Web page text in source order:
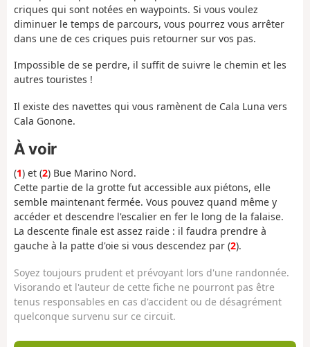
criques qui sont notées en waypoints. Si vous voulez
diminuer le temps de parcours, vous pourrez vous arrêter
dans une de ces criques puis retourner sur vos pas.
Impossible de se perdre, il suffit de suivre le chemin et les
autres touristes !
Il existe des navettes qui vous ramènent de Cala Luna vers
Cala Gonone.
À voir
(1) et (2) Bue Marino Nord.
Cette partie de la grotte fut accessible aux piétons, elle
semble maintenant fermée. Vous pouvez quand même y
accéder et descendre l'escalier en fer le long de la falaise.
La descente finale est assez raide : il faudra prendre à
gauche à la patte d'oie si vous descendez par (2).
Soyez toujours prudent et prévoyant lors d'une randonnée.
Visorando et l'auteur de cette fiche ne pourront pas être
tenus responsables en cas d'accident ou de désagrément
quelconque survenu sur ce circuit.